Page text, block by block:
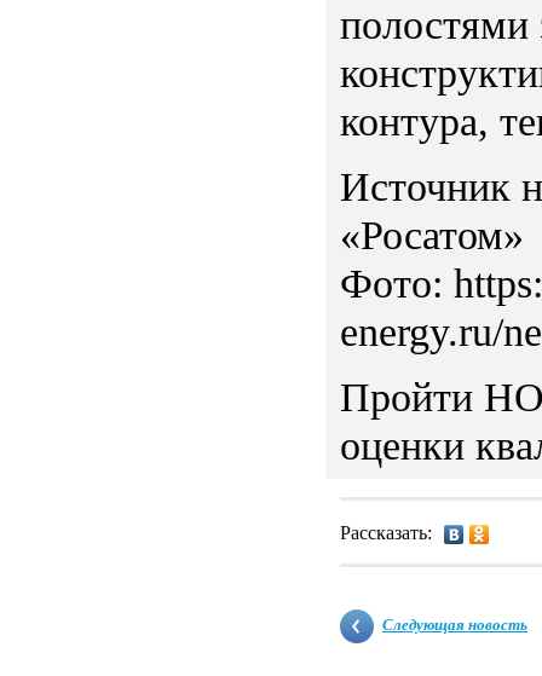
полостями
контура,
Источник
«Росатом»
Фото:
energy.ru/
Пройти
оценки
Рассказать:
Следующая новость